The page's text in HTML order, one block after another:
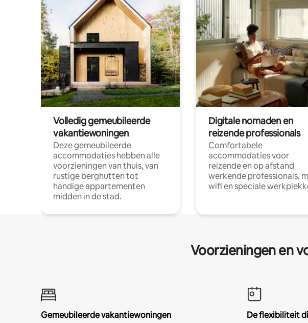
Volledig gemeubileerde
vakantiewoningen
Deze gemeubileerde
accommodaties hebben alle
voorzieningen van thuis, van
rustige berghutten tot
handige appartementen
midden in de stad.
Digitale nomaden en
reizende professionals
Comfortabele
accommodaties voor
reizende en op afstand
werkende professionals,
wifi en speciale
Voorzieningen en
Gemeubileerde vakantiewoningen
De flexibiliteit